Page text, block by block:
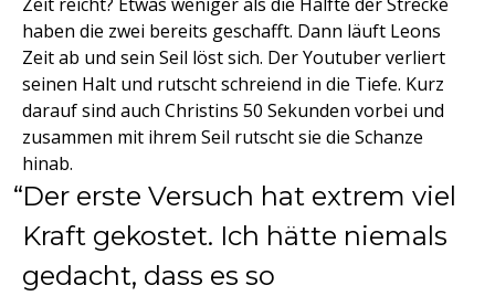
haben die zwei bereits geschafft. Dann läuft Leons
Zeit ab und sein Seil löst sich. Der Youtuber verliert
seinen Halt und rutscht schreiend in die Tiefe. Kurz
darauf sind auch Christins 50 Sekunden vorbei und
zusammen mit ihrem Seil rutscht sie die Schanze
hinab.
Der erste Versuch hat extrem viel
Kraft gekostet. Ich hätte niemals
gedacht, dass es so